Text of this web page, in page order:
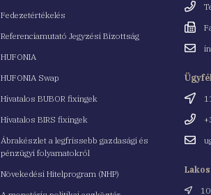
Fedezetértékelés
Referenciamutató Jegyzési Bizottság
HUFONIA
HUFONIA Swap
Hivatalos BUBOR fixingek
Hivatalos BIRS fixingek
Ábrakészlet a legfrissebb gazdasági és
pénzügyi folyamatokról
Növekedési Hitelprogram (NHP)
Fax
Email
Cím
Email
Cím